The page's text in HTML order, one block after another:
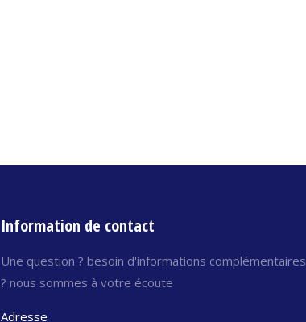
Information de contact
Une question ? besoin d'informations complémentaires
? nous sommes à votre écoute
Adresse